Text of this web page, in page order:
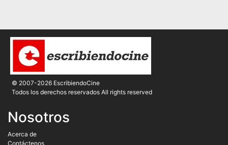
© 2007-2026 EscribiendoCine
Todos los derechos reservados All rights reserved
Nosotros
Acerca de
Contáctenos